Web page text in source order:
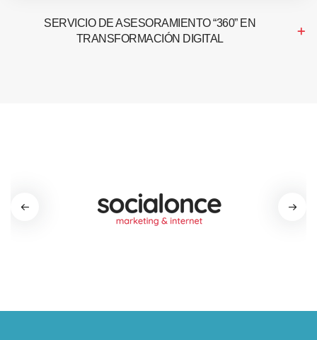
SERVICIO DE ASESORAMIENTO “360” EN
TRANSFORMACIÓN DIGITAL